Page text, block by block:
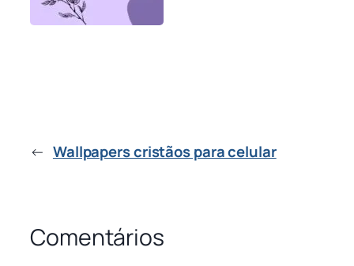
← Wallpapers cristãos para celular
Comentários